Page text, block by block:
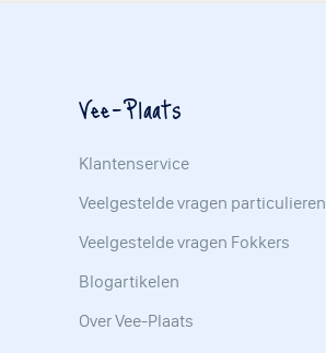
Vee-Plaats
Klantenservice
Veelgestelde vragen particulieren
Veelgestelde vragen Fokkers
Blogartikelen
Over Vee-Plaats